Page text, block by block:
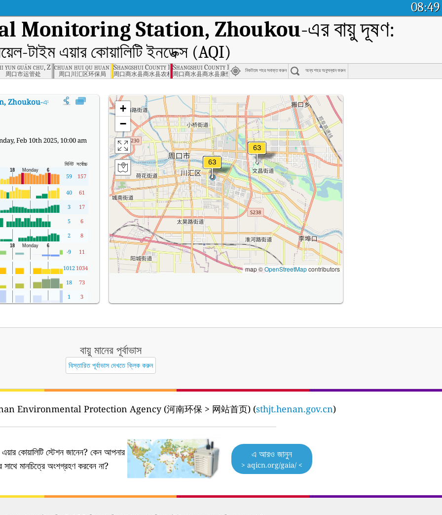
08:49
Monitoring Station, Zhoukou-এর বায়ু দূষণ:
টাইম এয়ার কোয়ালিটি ইনডেক্স (AQI)
yun guǎn chu, Zhoukou
周口市运管处
chuan hui qu huanbǎo ju, Zhoukou
周口川汇区环保局
Shangshui County Rural Management Office, Shangshui County, Zhoukou
周口商水县商水县农村管理所
Shangshui County Kangheng Glass, Shangshui County, Zhoukou
周口商水县商水县康恒玻璃 নিকটতম শহর সনাক্ত করুন অন্য শহর অনুসন্ধান করুন
Zhoukou-এর AQI:City Environmental Monitoring Station, Zhoukou-এর রিয়েল-টাইম এয়ার কোয়ালিটি ইনডেক্স (AQI)।
Feb 10th 2025, 10:00 am
মিনিট সর্বোচ্চ
59
157
40
61
3
17
5
6
2
8
-9 11
1012 1034
18
73
1
3
+
−
map ©OpenStreetMapcontributors
বায়ু মানের পূর্বাভাস
বিস্তারিত পূর্বাভাস দেখতে ক্লিক করুন
Environmental Protection Agency (河南环保 > 网站首页) (sthjt.henan.gov.cn)
কোয়ালিটি স্টেশন জানেন? কেন আপনার
সাথে মানচিত্রে অংশগ্রহণ করবেন না?
এ আরও জানুন
> aqicn.org/gaia/ <